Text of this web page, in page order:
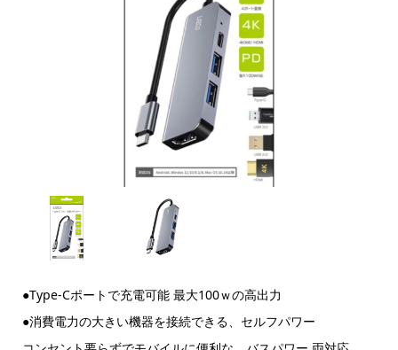
●Type-Cポートで充電可能 最大100ｗの高出力
●消費電力の大きい機器を接続できる、セルフパワー